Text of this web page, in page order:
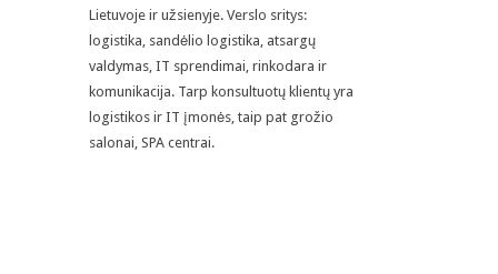
Lietuvoje ir užsienyje. Verslo sritys:
logistika, sandėlio logistika, atsargų
valdymas, IT sprendimai, rinkodara ir
komunikacija. Tarp konsultuotų klientų yra
logistikos ir IT įmonės, taip pat grožio
salonai, SPA centrai.